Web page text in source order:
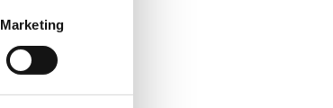
Marketing